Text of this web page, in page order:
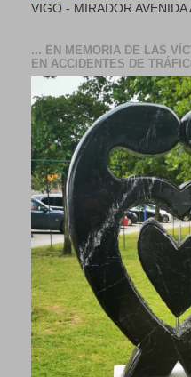
VIGO - MIRADOR AVENIDA
... EN MEMORIA DE LAS
EN ACCIDENTES DE